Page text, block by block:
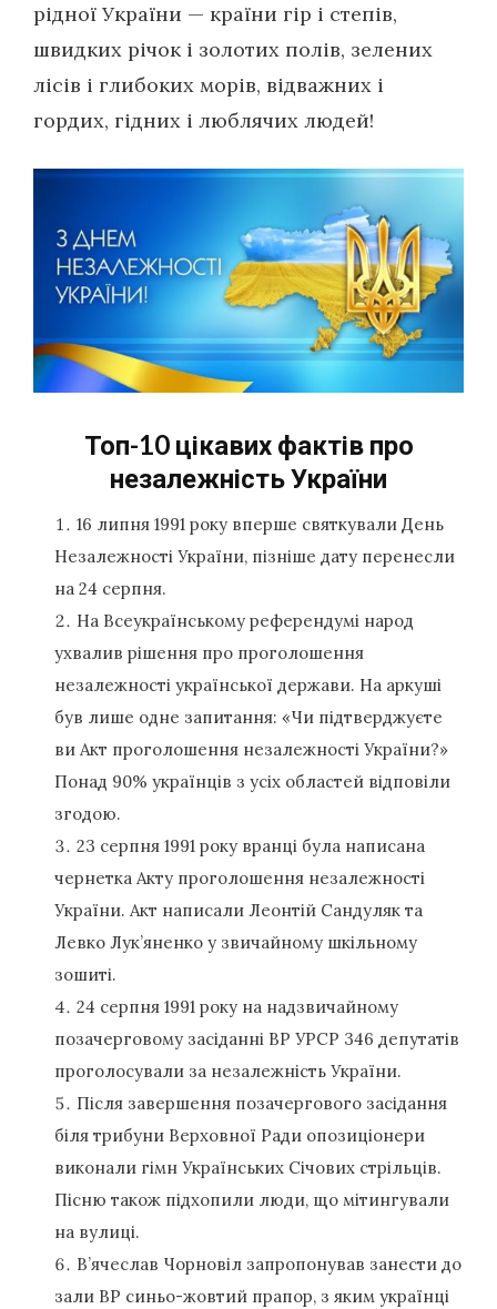
рідної України — країни гір і степів,
швидких річок і золотих полів, зелених
лісів і глибоких морів, відважних і
гордих, гідних і люблячих людей!
Топ-10 цікавих фактів про
незалежність України
16 липня 1991 року вперше святкували День
Незалежності України, пізніше дату перенесли
на 24 серпня.
На Всеукраїнському референдумі народ
ухвалив рішення про проголошення
незалежності української держави. На аркуші
був лише одне запитання: «Чи підтверджуєте
ви Акт проголошення незалежності України?»
Понад 90% українців з усіх областей відповіли
згодою.
23 серпня 1991 року вранці була написана
чернетка Акту проголошення незалежності
України. Акт написали Леонтій Сандуляк та
Левко Лук’яненко у звичайному шкільному
зошиті.
24 серпня 1991 року на надзвичайному
позачерговому засіданні ВР УРСР 346 депутатів
проголосували за незалежність України.
Після завершення позачергового засідання
біля трибуни Верховної Ради опозиціонери
виконали гімн Українських Січових стрільців.
Пісню також підхопили люди, що мітингували
на вулиці.
В’ячеслав Чорновіл запропонував занести до
зали ВР синьо-жовтий прапор, з яким українці